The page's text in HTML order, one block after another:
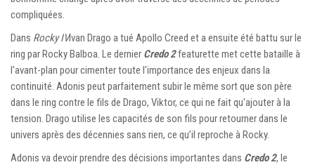
compliquées.
Dans Rocky IVIvan Drago a tué Apollo Creed et a ensuite été battu sur le
ring par Rocky Balboa. Le dernier Credo 2featurette met cette bataille à
l'avant-plan pour cimenter toute l'importance des enjeux dans la
continuité. Adonis peut parfaitement subir le même sort que son père
dans le ring contre le fils de Drago, Viktor, ce qui ne fait qu'ajouter à la
tension. Drago utilise les capacités de son fils pour retourner dans le
univers après des décennies sans rien, ce qu’il reproche à Rocky.
Adonis va devoir prendre des décisions importantes dans Credo 2, le